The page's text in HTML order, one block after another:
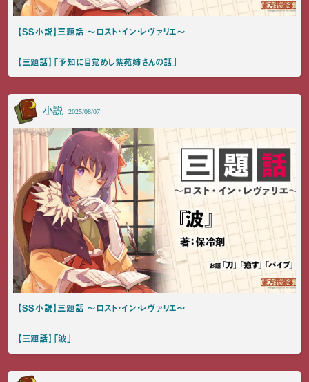
【SS小説】三題話 ～ロスト・イン・レヴァリエ～
【三題話】「予知に目覚めし紫苑姉さんの話」
小説 2025/08/07
【SS小説】三題話 ～ロスト・イン・レヴァリエ～
【三題話】「波」